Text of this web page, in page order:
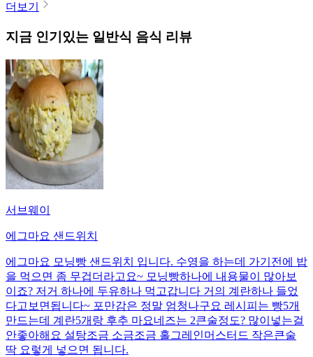
더보기
지금 인기있는 일반식 음식 리뷰
서브웨이
에그마요 샌드위치
에그마요 모닝빵 샌드위치 입니다. 수영을 하는데 가기전에 밥
을 먹으면 좀 무겁더라고요~ 모닝빵하나에 내용물이 많아보
이죠? 저거 하나에 두유하나 먹고갑니다 거의 계란하나 들었
다고보면됩니다~ 포만감은 정말 엄청나구요 레시피는 빵5개
만드는데 계란5개랑 후추 마요네즈는 2큰술정도? 많이넣는걸
안좋아해요 설탕조금 소금조금 홀그레인머스터드 작은큰술
딱 요렇게 넣으면 됩니다.